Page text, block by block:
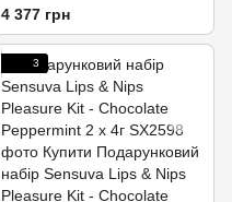
для масажу та пестощів,
аромати зеленого чаю та
лотоса
4 377 грн
3